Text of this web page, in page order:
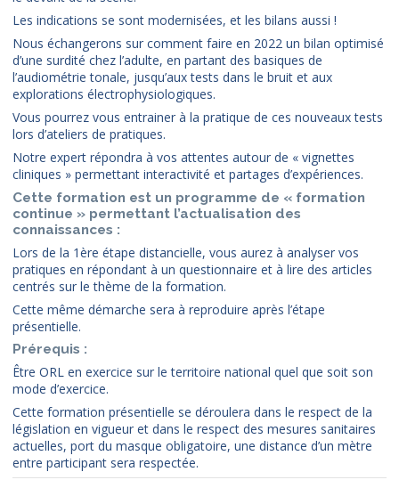
Les indications se sont modernisées, et les bilans aussi !
Nous échangerons sur comment faire en 2022 un bilan optimisé
d’une surdité chez l’adulte, en partant des basiques de
l’audiométrie tonale, jusqu’aux tests dans le bruit et aux
explorations électrophysiologiques.
Vous pourrez vous entrainer à la pratique de ces nouveaux tests
lors d’ateliers de pratiques.
Notre expert répondra à vos attentes autour de « vignettes
cliniques » permettant interactivité et partages d’expériences.
Cette formation est un programme de « formation
continue » permettant l’actualisation des
connaissances :
Lors de la 1ère étape distancielle, vous aurez à analyser vos
pratiques en répondant à un questionnaire et à lire des articles
centrés sur le thème de la formation.
Cette même démarche sera à reproduire après l’étape
présentielle.
Prérequis :
Être ORL en exercice sur le territoire national quel que soit son
mode d’exercice.
Cette formation présentielle se déroulera dans le respect de la
législation en vigueur et dans le respect des mesures sanitaires
actuelles, port du masque obligatoire, une distance d’un mètre
entre participant sera respectée.